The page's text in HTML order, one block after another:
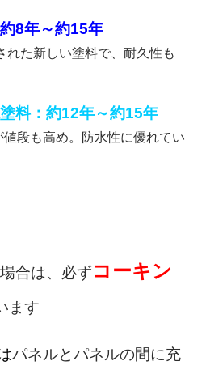
8年～約15年
れた新しい塗料で、耐久性も
料：約12年～約15年
値段も高め。防水性に優れてい
合は、必ずコーキン
ます
パネルとパネルの間に充